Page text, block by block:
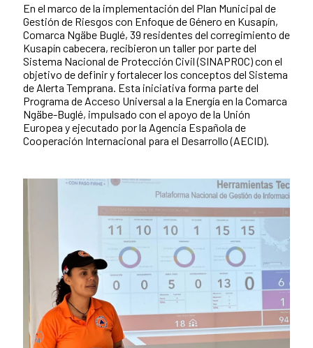
En el marco de la implementación del Plan Municipal de
Gestión de Riesgos con Enfoque de Género en Kusapín,
Comarca Ngäbe Buglé, 39 residentes del corregimiento de
Kusapín cabecera, recibieron un taller por parte del
Sistema Nacional de Protección Civil (SINAPROC) con el
objetivo de definir y fortalecer los conceptos del Sistema
de Alerta Temprana. Esta iniciativa forma parte del
Programa de Acceso Universal a la Energía en la Comarca
Ngäbe-Buglé, impulsado con el apoyo de la Unión
Europea y ejecutado por la Agencia Española de
Cooperación Internacional para el Desarrollo (AECID).